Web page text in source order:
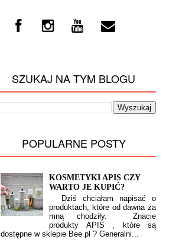
SZUKAJ NA TYM BLOGU
POPULARNE POSTY
KOSMETYKI APIS CZY
WARTO JE KUPIĆ?
Dziś chciałam napisać o
produktach, które od dawna za
mną chodziły. Znacie
produkty APIS , które są
dostępne w sklepie Bee.pl ? Generalni...